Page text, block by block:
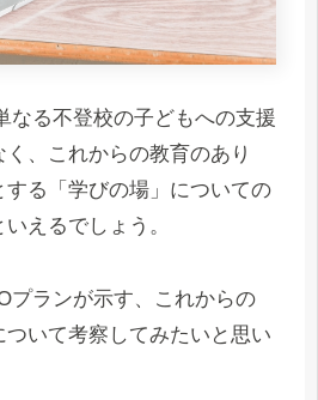
なる不登校の子どもへの支援
、これからの教育のあり
る「学びの場」についての
えるでしょう。
プランが示す、これからの
ついて考察してみたいと思い